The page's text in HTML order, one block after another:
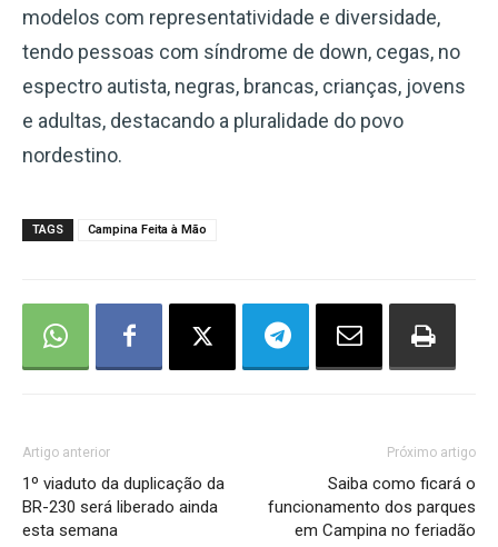
modelos com representatividade e diversidade,
tendo pessoas com síndrome de down, cegas, no
espectro autista, negras, brancas, crianças, jovens
e adultas, destacando a pluralidade do povo
nordestino.
TAGS Campina Feita à Mão
Artigo anterior
1º viaduto da duplicação da
BR-230 será liberado ainda
esta semana
Próximo artigo
Saiba como ficará o
funcionamento dos parques
em Campina no feriadão